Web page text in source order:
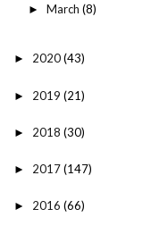
► March (8)
► 2020(43)
► 2019 (21)
► 2018 (30)
► 2017(147)
► 2016 (66)